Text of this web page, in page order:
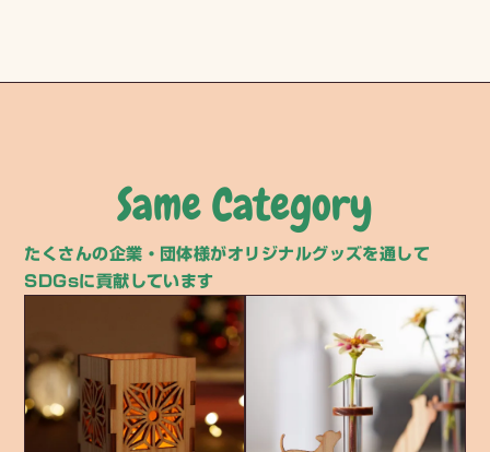
Same Category
たくさんの企業・団体様がオリジナルグッズを通して
SDGsに貢献しています